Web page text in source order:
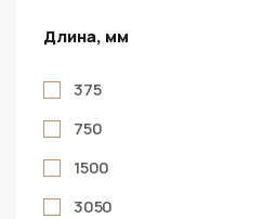
Длина, мм
375
750
1500
3050